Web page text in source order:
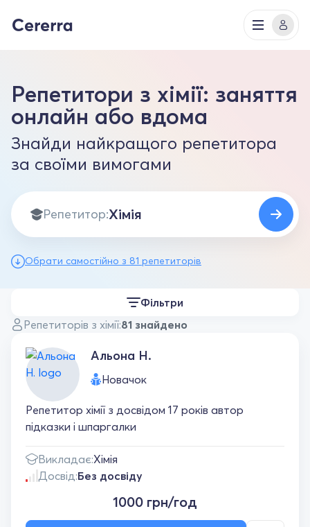
Репетитори з хімії: заняття
онлайн або вдома
Знайди найкращого репетитора
за своїми вимогами
Репетитор:
Обрати самостійно з 81 репетиторів
Репетиторів з хімії:81 знайдено
Фільтри
Альона Н.
Новачок
Репетитор хімії з досвідом 17 років автор
підказки і шпаргалки
Викладає:Хімія
Досвід:Без досвіду
1000 грн/год